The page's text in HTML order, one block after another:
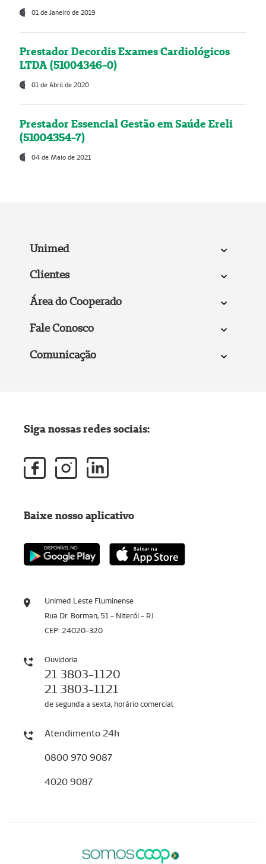
01 de Janeiro de 2019
Prestador Decordis Exames Cardiológicos
LTDA (51004346-0)
01 de Abril de 2020
Prestador Essencial Gestão em Saúde Ereli
(51004354-7)
04 de Maio de 2021
Unimed
Clientes
Área do Cooperado
Fale Conosco
Comunicação
Unimed Leste Fluminense
Rua Dr. Borman, 51 - Niterói - RJ
CEP: 24020-320
Ouvidoria
21 3803-1120
21 3803-1121
de segunda a sexta, horário comercial
Atendimento 24h
0800 970 9087
4020 9087
Siga nossas redes sociais:
Baixe nosso aplicativo